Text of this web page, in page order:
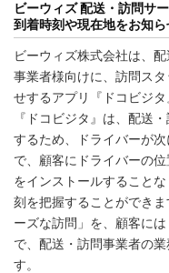
ビーウィズ 配送・訪問サ
到着時刻や現在地をお知
ビーウィズ株式会社は、
事業者様向けに、訪問ス
せするアプリ『ドコビジ
『ドコビジタ』は、配送
するため、ドライバーが
で、顧客にドライバーの
をインストールすること
刻を把握することができ
ーズな訪問」を、顧客に
で、配送・訪問事業者の
す。